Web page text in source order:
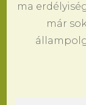
ma
már